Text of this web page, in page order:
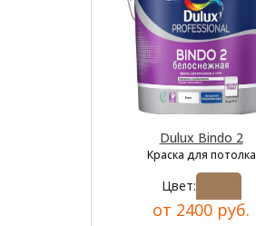
Dulux Bindo 2
Краска для потолка
Цвет:
от 2400 руб.